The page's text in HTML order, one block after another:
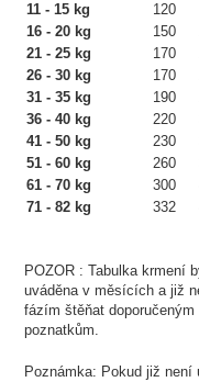
11 - 15 kg
120
16 - 20 kg
150
21 - 25 kg
170
26 - 30 kg
170
31 - 35 kg
190
36 - 40 kg
220
41 - 50 kg
230
51 - 60 kg
260
61 - 70 kg
300
71 - 82 kg
332
POZOR : Tabulka krmení
uváděna v měsících a již
fázím štěňat
poznatkům.
Poznámka: Pokud již